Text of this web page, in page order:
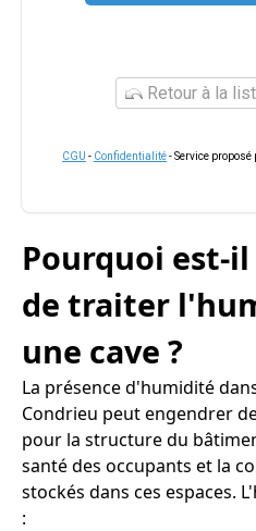
Retour à la
CGU - Confidentialité- Service proposé
Pourquoi est-
de traiter
une cave ?
La présence d'humidité
Condrieu peut engendrer
pour la structure du
santé des occupants et la
stockés dans ces espaces.
: